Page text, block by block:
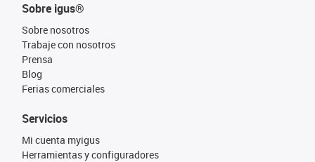
Sobre igus®
Sobre nosotros
Trabaje con nosotros
Prensa
Blog
Ferias comerciales
Servicios
Mi cuenta myigus
Herramientas y configuradores